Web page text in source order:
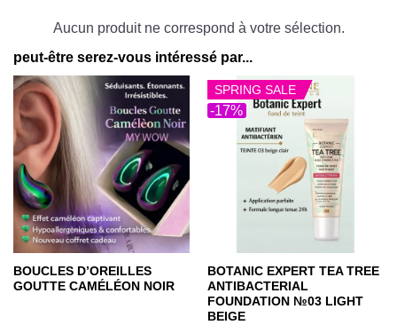
Aucun produit ne correspond à votre sélection.
peut-être serez-vous intéressé par...
BOUCLES D’OREILLES
GOUTTE CAMÉLÉON NOIR
-17%
SPRING SALE
BOTANIC EXPERT TEA TREE
ANTIBACTERIAL
FOUNDATION №03 LIGHT
BEIGE